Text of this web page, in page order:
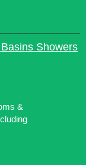
Showers
&